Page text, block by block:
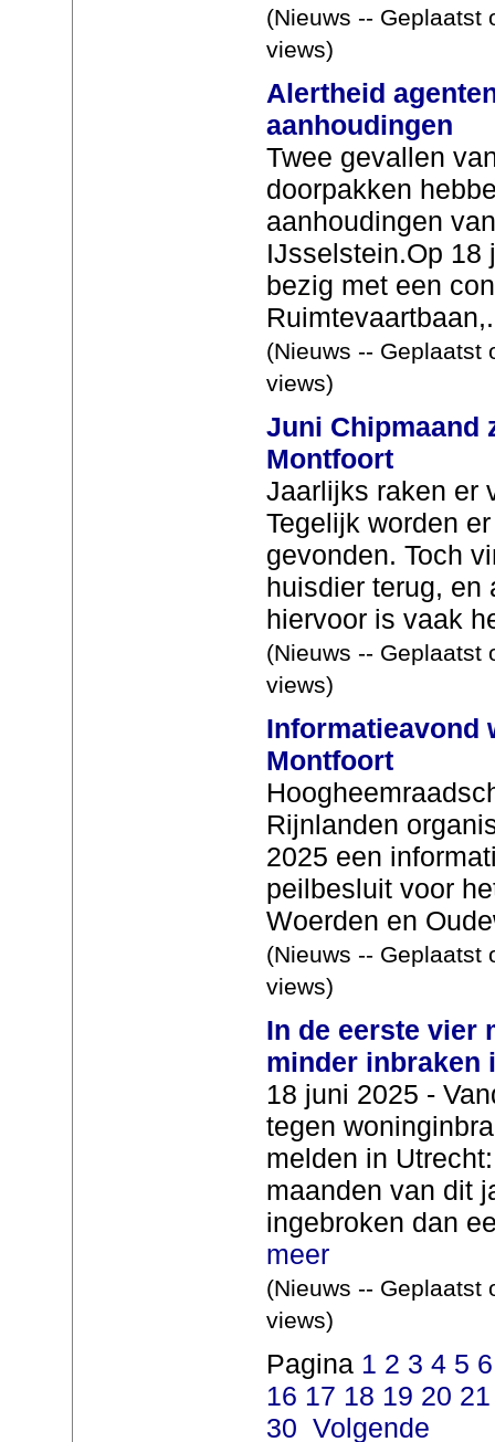
(Nieuws -- Geplaatst
views)
Alertheid
aanhoudingen
Twee gevallen
doorpakken
aanhoudingen
IJsselstein.Op 18
bezig met een
(Nieuws -- Geplaatst
views)
Juni Chipmaand
Montfoort
Jaarlijks raken er
Tegelijk worden
gevonden. Toch
huisdier terug, en
hiervoor is vaak
(Nieuws -- Geplaatst
views)
Informatieavond
Montfoort
Rijnlanden
2025 een
peilbesluit voor
Woerden en
(Nieuws -- Geplaatst
views)
In de eerste vier
minder inbraken
18 juni 2025 -
tegen
melden in
maanden van dit
ingebroken dan
meer
(Nieuws -- Geplaatst
views)
Pagina 1 2 3 4 5 6
16 17 18 19 20 21
30 Volgende